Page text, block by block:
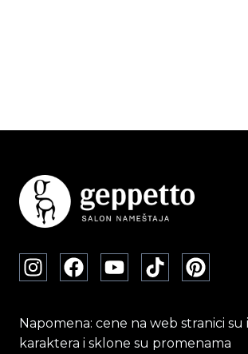
Napomena: cene na web stranici
karaktera i sklone su promenama